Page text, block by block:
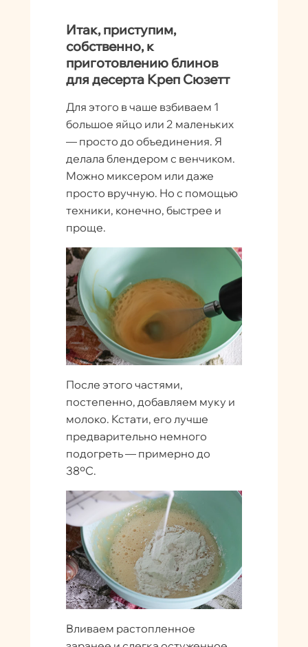
Итак, приступим,
собственно, к
приготовлению блинов
для десерта Креп Сюзетт
Для этого в чаше взбиваем 1
большое яйцо или 2 маленьких
— просто до объединения. Я
делала блендером с венчиком.
Можно миксером или даже
просто вручную. Но с помощью
техники, конечно, быстрее и
проще.
После этого частями,
постепенно, добавляем муку и
молоко. Кстати, его лучше
предварительно немного
подогреть — примерно до
38ºC.
Вливаем растопленное